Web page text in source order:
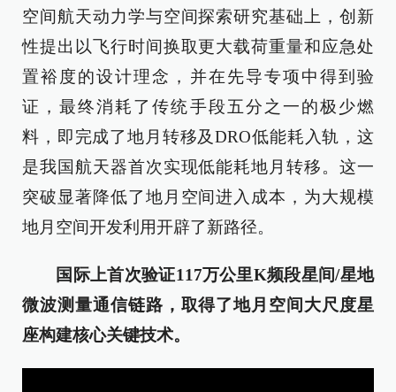
空间航天动力学与空间探索研究基础上，创新
性提出以飞行时间换取更大载荷重量和应急处
置裕度的设计理念，并在先导专项中得到验
证，最终消耗了传统手段五分之一的极少燃
料，即完成了地月转移及DRO低能耗入轨，这
是我国航天器首次实现低能耗地月转移。这一
突破显著降低了地月空间进入成本，为大规模
地月空间开发利用开辟了新路径。
国际上首次验证117万公里K频段星间/星地
微波测量通信链路，取得了地月空间大尺度星
座构建核心关键技术。